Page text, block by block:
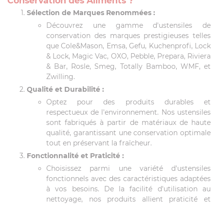
Sélection de Marques Renommées :
Découvrez une gamme d'ustensiles de
conservation des marques prestigieuses telles
que Cole&Mason, Emsa, Gefu, Kuchenprofi, Lock
& Lock, Magic Vac, OXO, Pebble, Prepara, Riviera
& Bar, Rosle, Smeg, Totally Bamboo, WMF, et
Zwilling.
Qualité et Durabilité :
Optez pour des produits durables et
respectueux de l'environnement. Nos ustensiles
sont fabriqués à partir de matériaux de haute
qualité, garantissant une conservation optimale
tout en préservant la fraîcheur.
Fonctionnalité et Praticité :
Choisissez parmi une variété d'ustensiles
fonctionnels avec des caractéristiques adaptées
à vos besoins. De la facilité d'utilisation au
nettoyage, nos produits allient praticité et